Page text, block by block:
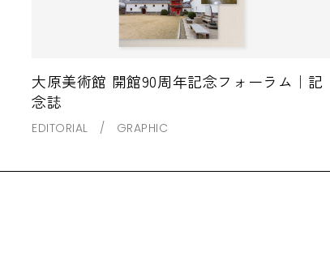
大原美術館 開館90周年記念フォーラム｜記
念誌
EDITORIAL GRAPHIC